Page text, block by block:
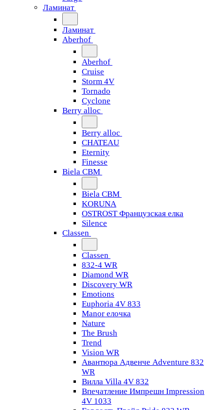
Ламинат
Ламинат
Aberhof
Aberhof
Cruise
Storm 4V
Tornado
Сyclone
Berry alloc
Berry alloc
CHATEAU
Eternity
Finesse
Biela CBM
Biela CBM
KORUNA
OSTROST Французская елка
Silence
Classen
Classen
832-4 WR
Diamond WR
Discovery WR
Emotions
Euphoria 4V 833
Manor елочка
Nature
The Brush
Trend
Vision WR
Авантюра Адвенче Adventure 832
WR
Вилла Villa 4V 832
Впечатление Импрешн Impression
4V 1033